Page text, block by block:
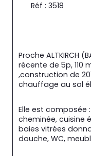
Réf : 3518
Proche ALTKIRCH
récente de 5p, 110
,construction de
chauffage au sol
Elle est composée
cheminée, cuisine
baies vitrées
douche, WC,